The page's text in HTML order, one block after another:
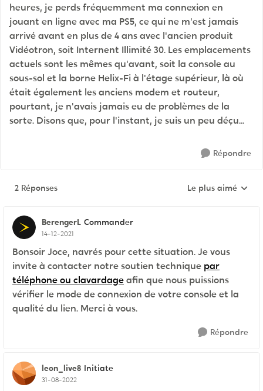
heures, je perds fréquemment ma connexion en
jouant en ligne avec ma PS5, ce qui ne m'est jamais
arrivé avant en plus de 4 ans avec l'ancien produit
Vidéotron, soit Internent Illimité 30. Les emplacements
actuels sont les mêmes qu'avant, soit la console au
sous-sol et la borne Helix-Fi à l'étage supérieur, là où
était également les anciens modem et routeur,
pourtant, je n'avais jamais eu de problèmes de la
sorte. Disons que, pour l'instant, je suis un peu déçu...
Répondre
2 Réponses Réponses triées
Le plus aimé
BerengerL Commander
14-12-2021
Bonsoir Joce, navrés pour cette situation. Je vous
invite à contacter notre soutien technique par
téléphone ou clavardageafin que nous puissions
vérifier le mode de connexion de votre console et la
qualité du lien. Merci à vous.
Répondre
leon_live8 Initiate
31-08-2022